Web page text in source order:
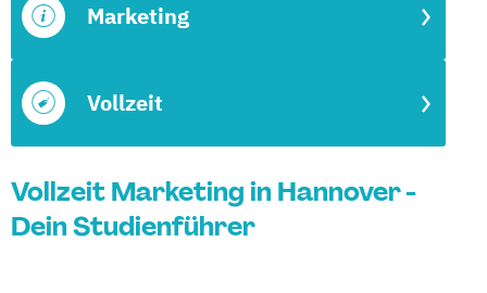
Vollzeit
Marketing
Vollzeit Marketing in Hannover -
Dein Studienführer